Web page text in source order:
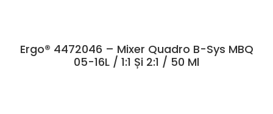
Ergo® 4472046 – Mixer Quadro B-Sys MBQ
05-16L / 1:1 Și 2:1 / 50 Ml